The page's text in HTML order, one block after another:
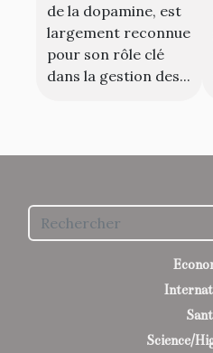
de la dopamine, est
largement reconnue
pour son rôle clé
dans la gestion des...
Science/